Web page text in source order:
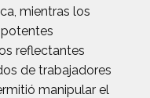
mientras los
reflectantes
de trabajadores
manipular el